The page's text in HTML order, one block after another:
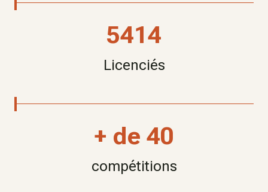
5414
Licenciés
+ de 40
compétitions